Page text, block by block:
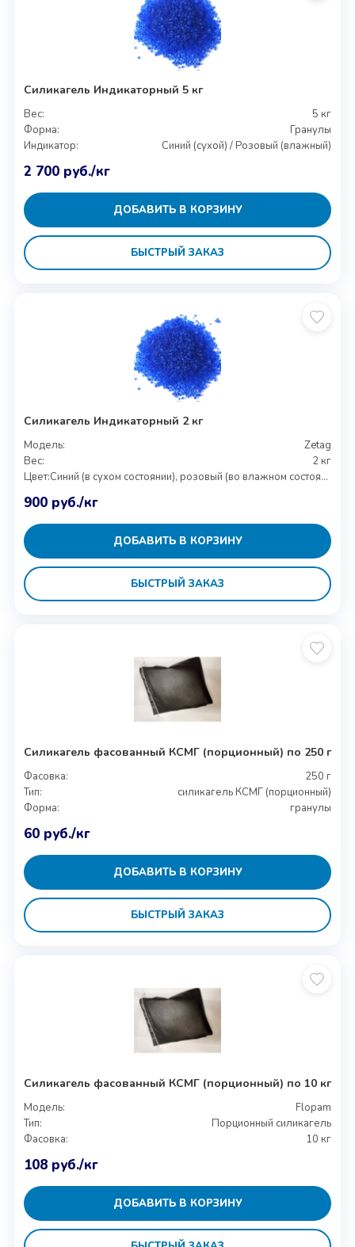
Силикагель Индикаторный 5 кг
Вес:
5 кг
Форма:
Гранулы
Индикатор:
Синий (сухой) / Розовый (влажный)
2 700 руб./кг
ДОБАВИТЬ В КОРЗИНУ
БЫСТРЫЙ ЗАКАЗ
Силикагель Индикаторный 2 кг
Модель:
Zetag
Вес:
2 кг
Цвет:
Синий (в сухом состоянии), розовый (во влажном состоянии)
900 руб./кг
ДОБАВИТЬ В КОРЗИНУ
БЫСТРЫЙ ЗАКАЗ
Силикагель фасованный КСМГ (порционный) по 250 г
Фасовка:
250 г
Тип:
силикагель КСМГ (порционный)
Форма:
гранулы
60 руб./кг
ДОБАВИТЬ В КОРЗИНУ
БЫСТРЫЙ ЗАКАЗ
Силикагель фасованный КСМГ (порционный) по 10 кг
Модель:
Flopam
Тип:
Порционный силикагель
Фасовка:
10 кг
108 руб./кг
ДОБАВИТЬ В КОРЗИНУ